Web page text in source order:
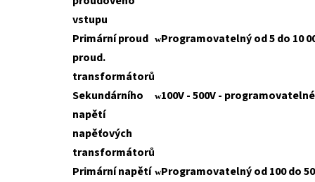
vstupu
Primární proud
proud.
transformátorů
wProgramovatelný od 5 do 10
Sekundárního
napětí
napěťových
transformátorů
w100V - 500V - programovatelné
Primární napětí wProgramovatelný od 100 do